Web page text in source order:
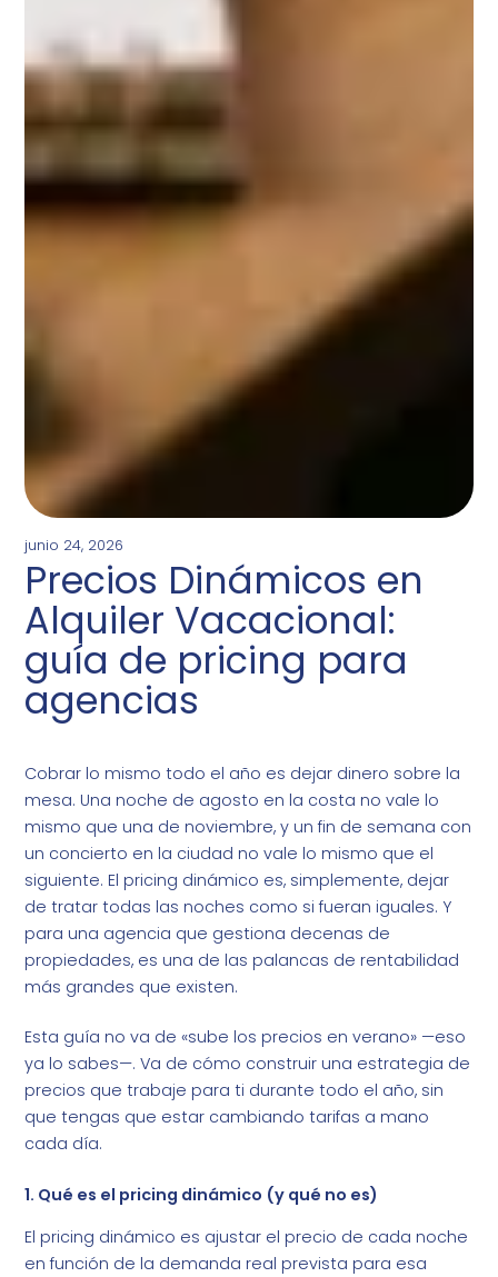
junio 24, 2026
Precios Dinámicos en
Alquiler Vacacional:
guía de pricing para
agencias
Cobrar lo mismo todo el año es dejar dinero sobre la
mesa. Una noche de agosto en la costa no vale lo
mismo que una de noviembre, y un fin de semana con
un concierto en la ciudad no vale lo mismo que el
siguiente. El pricing dinámico es, simplemente, dejar
de tratar todas las noches como si fueran iguales. Y
para una agencia que gestiona decenas de
propiedades, es una de las palancas de rentabilidad
más grandes que existen.
Esta guía no va de «sube los precios en verano» —eso
ya lo sabes—. Va de cómo construir una estrategia de
precios que trabaje para ti durante todo el año, sin
que tengas que estar cambiando tarifas a mano
cada día.
1. Qué es el pricing dinámico (y qué no es)
El pricing dinámico es ajustar el precio de cada noche
en función de la demanda real prevista para esa